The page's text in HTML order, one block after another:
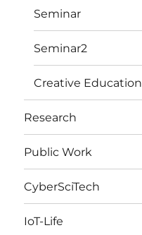
Seminar
Seminar2
Creative Education
Research
Public Work
CyberSciTech
IoT-Life